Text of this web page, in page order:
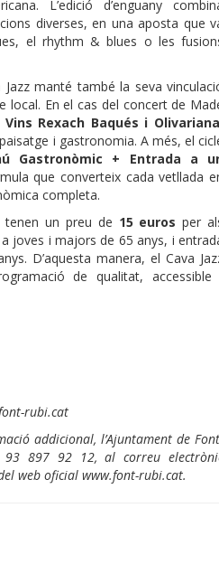
L’edició d’enguany
diverses, en una aposta que
el rhythm & blues o les
manté també la seva
En el cas del concert de
Vins Rexach Baqués i
i gastronomia. A més, el
Gastronòmic + Entrada a
que converteix cada vetllada
completa.
tenen un preu de 15 euros per
joves i majors de 65 anys, i
D’aquesta manera, el Cava
de qualitat, accessible
rubi.cat
addicional, l’Ajuntament de
897 92 12, al correu
web oficial www.font-rubi.cat.